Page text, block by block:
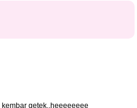
getek..heeeeeeee